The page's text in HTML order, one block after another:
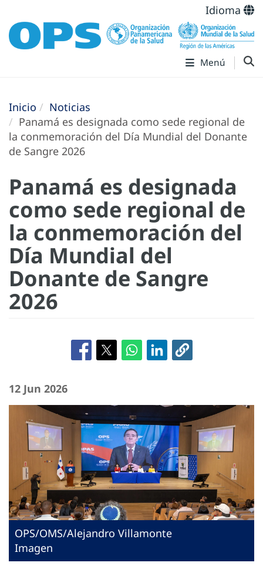
Idioma
Menú
Inicio
Noticias
Panamá es designada como sede regional de
la conmemoración del Día Mundial del Donante
de Sangre 2026
Panamá es designada
como sede regional de
la conmemoración del
Día Mundial del
Donante de Sangre
2026
12 Jun 2026
OPS/OMS/Alejandro Villamonte
Imagen